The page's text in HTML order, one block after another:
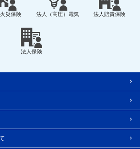
災保険 法人（高圧）電気 法人賠責保険
法人保険